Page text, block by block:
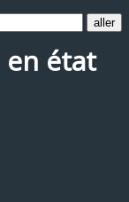
état